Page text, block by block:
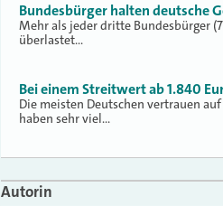
Bundesbürger halten deutsche
Mehr als jeder dritte Bundesbürger
überlastet…
Bei einem Streitwert ab 1.840
Die meisten Deutschen vertrauen
haben sehr viel…
Autorin